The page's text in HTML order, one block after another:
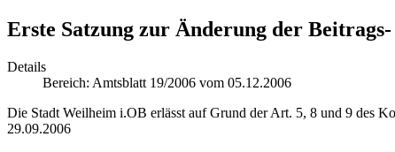
Erste Satzung zur Änderung der
Details
Bereich: Amtsblatt 19/2006 vom 05.12.2006
Die Stadt Weilheim i.OB erlässt auf Grund der Art. 5, 8 und 9 des
29.09.2006